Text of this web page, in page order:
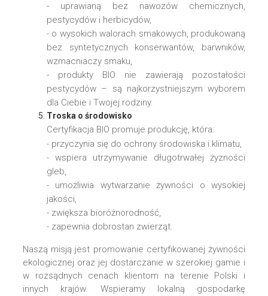
- uprawianą bez nawozów chemicznych,
pestycydów i herbicydów,
- o wysokich walorach smakowych, produkowaną
bez syntetycznych konserwantów, barwników,
wzmacniaczy smaku,
- produkty BIO nie zawierają pozostałości
pestycydów – są najkorzystniejszym wyborem
dla Ciebie i Twojej rodziny.
Troska o środowisko
Certyfikacja BIO promuje produkcję, która:
- przyczynia się do ochrony środowiska i klimatu,
- wspiera utrzymywanie długotrwałej żyzności
gleb,
- umożliwia wytwarzanie żywności o wysokiej
jakości,
- zwiększa bioróżnorodność,
- zapewnia dobrostan zwierząt.
Naszą misją jest promowanie certyfikowanej żywności
ekologicznej oraz jej dostarczanie w szerokiej gamie i
w rozsądnych cenach klientom na terenie Polski i
innych krajów. Wspieramy lokalną gospodarkę